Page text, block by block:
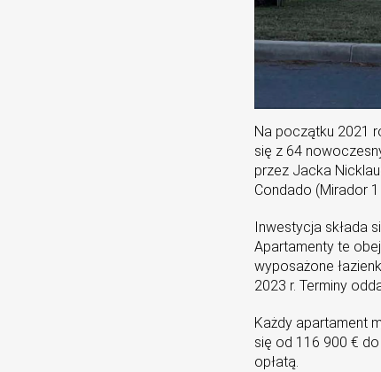
Na początku 2021
się z 64
przez Jacka
Condado (Mirador
Inwestycja składa
Apartamenty te
wyposażone
2023 r. Terminy
Każdy apartament
się od 116 900 €
opłatą.